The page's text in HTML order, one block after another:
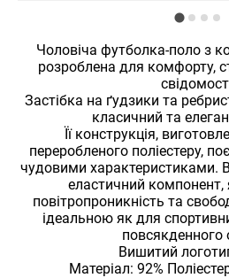
Чоловіча футболка-поло з
розроблена для комфорту,
Застібка на ґудзики та
класичний та
Її конструкція,
переробленого поліестеру,
чудовими характеристиками.
еластичний
повітропроникність та
ідеальною як для
повсякденного
Вишитий
Матеріал: 92%